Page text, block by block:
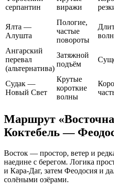
серпантин
виражи
Ялта —
Алушта
Пологие,
частые
повороты
Ангарский
перевал
(альтернатива)
Затяжной
подъём
Судак —
Новый Свет
Крутые
короткие
волны
Маршрут
Коктебель —
Восток — простор, ветер и
наедине с берегом. Логика
и Кара-Даг, затем Феодосия и
солёными озёрами.